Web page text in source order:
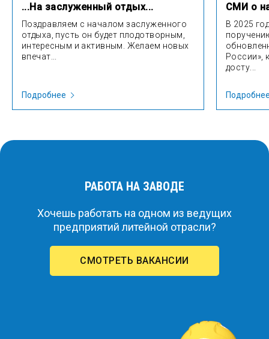
...На заслуженный отдых...
Поздравляем с началом заслуженного
отдыха, пусть он будет плодотворным,
интересным и активным. Желаем новых
впечат...
Подробнее
СМИ о
В 2025
России»,
досту...
РАБОТА НА ЗАВОДЕ
Хочешь работать на одном из ведущих
предприятий литейной отрасли?
СМОТРЕТЬ ВАКАНСИИ